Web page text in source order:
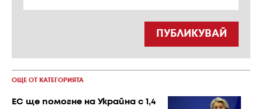
ПУБЛИКУВАЙ
ОЩЕ ОТ КАТЕГОРИЯТА
ЕС ще помогне на Украйна с 1,4